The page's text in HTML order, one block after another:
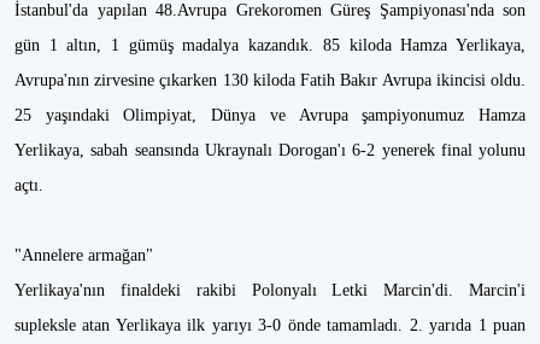
İstanbul'da yapılan 48.Avrupa Grekoromen Güreş Şampiyonası'nda son
gün 1 altın, 1 gümüş madalya kazandık. 85 kiloda Hamza Yerlikaya,
Avrupa'nın zirvesine çıkarken 130 kiloda Fatih Bakır Avrupa ikincisi oldu.
25 yaşındaki Olimpiyat, Dünya ve Avrupa şampiyonumuz Hamza
Yerlikaya, sabah seansında Ukraynalı Dorogan'ı 6-2 yenerek final yolunu
açtı.
"Annelere armağan"
Yerlikaya'nın finaldeki rakibi Polonyalı Letki Marcin'di. Marcin'i
supleksle atan Yerlikaya ilk yarıyı 3-0 önde tamamladı. 2. yarıda 1 puan